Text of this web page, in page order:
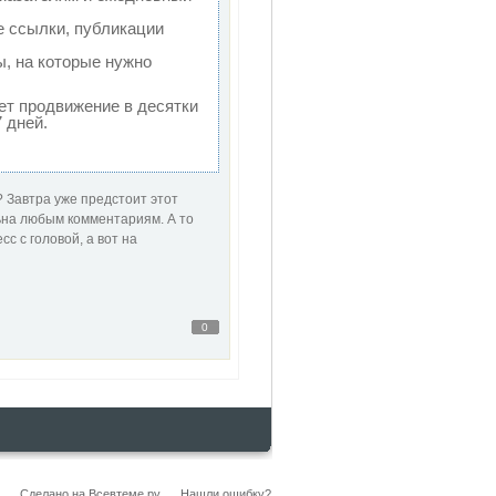
публикации
на которые нужно
продвижение в десятки
дней.
уже предстоит этот
любым комментариям. А то
с головой, а вот на
0